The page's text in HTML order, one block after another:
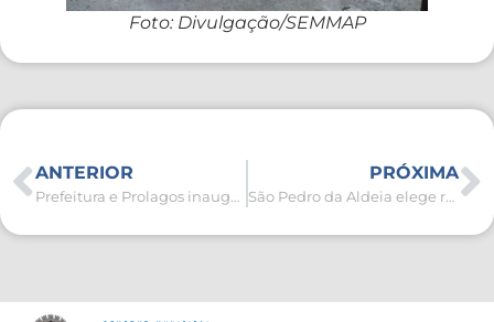
Foto: Divulgação/SEMMAP
ANTERIOR PRÓXIMA